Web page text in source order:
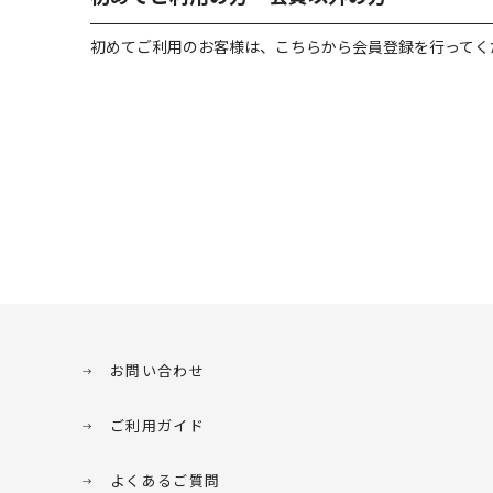
初めてご利用のお客様は、こちらから会員登録を行って
お問い合わせ
ご利用ガイド
よくあるご質問